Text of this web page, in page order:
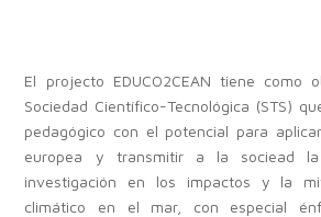
El projecto EDUCO2CEAN tiene como
Sociedad Científico-Tecnológica (STS)
pedagógico con el potencial para
europea y transmitir a la sociead
investigación en los impactos y la
climático en el mar, con especial